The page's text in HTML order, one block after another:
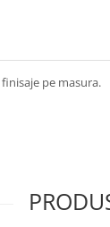
pe masura.